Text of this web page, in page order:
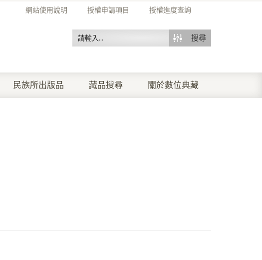
網站使用說明 授權申請項目 授權進度查詢
搜尋
民族所出版品 藏品搜尋 關於數位典藏